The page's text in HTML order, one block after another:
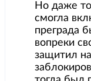
Но даже
смогла
преграда
вопреки
защитил